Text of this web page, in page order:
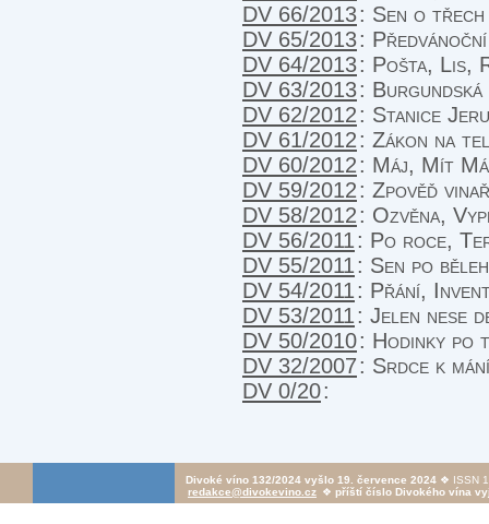
DV 66/2013: Sen o
DV 65/2013:
DV 64/2013: Pošta, Lis,
DV 63/2013: Burgundská
DV 62/2012: Stanice
DV 61/2012: Zákon na
DV 60/2012: Máj, Mít
DV 59/2012: Zpověď
DV 58/2012: Ozvěna,
DV 56/2011: Po roce,
DV 55/2011: Sen po
DV 54/2011: Přání,
DV 53/2011: Jelen nese
DV 50/2010: Hodinky po
DV 32/2007: Srdce k
DV 0/20:
Divoké víno 132/2024 vyšlo 19. července 2024 ❖ ISSN
redakce@divokevino.cz ❖ příští číslo Divokého vína